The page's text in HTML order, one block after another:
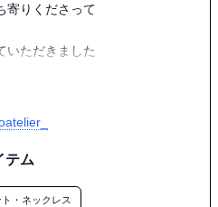
寄りくださって
いただきました
ださったみなさま
ったみなさま
ま
くださったみなさま
テム
・ネックレス